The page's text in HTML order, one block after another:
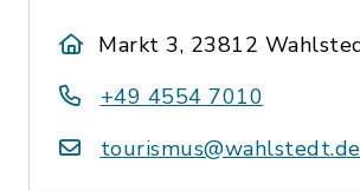
Markt 3, 23812
+49 4554 7010
tourismus@wahlstedt.de